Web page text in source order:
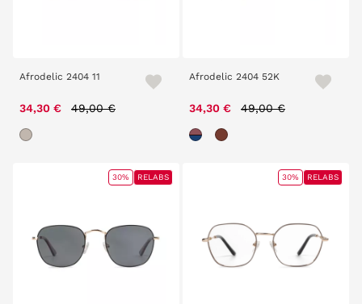
Afrodelic 2404 11
34,30 € Price reduced from
49,00 €
Afrodelic 2404 52K
34,30 € Price reduced from
49,00 €
30% RELABS 30% RELABS